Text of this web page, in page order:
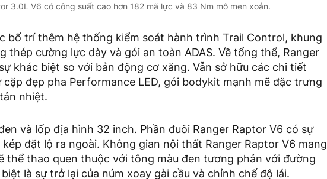
3.0L V6 có công suất cao hơn 182 mã lực và 83 Nm mô men xoắn.
bố trí thêm hệ thống kiểm soát hành trình Trail Control, khung
thép cường lực dày và gói an toàn ADAS. Về tổng thể, Ranger
khác biệt so với bản động cơ xăng. Vẫn sở hữu các chi tiết
đẹp pha Performance LED, gói bodykit mạnh mẽ đặc trưng
nhiệt.
và lốp địa hình 32 inch. Phần đuôi Ranger Raptor V6 có sự
đặt lộ ra ngoài. Không gian nội thất Ranger Raptor V6 mang
thể thao quen thuộc với tông màu đen tương phản với đường
là sự trở lại của núm xoay gài cầu và chỉnh chế độ lái.